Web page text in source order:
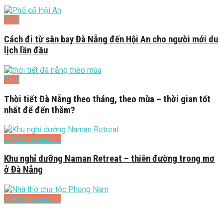
Tips
Cách đi từ sân bay Đà Nẵng đến Hội An cho người mới du
lịch lần đầu
Tips
Thời tiết Đà Nẵng theo tháng, theo mùa – thời gian tốt
nhất để đến thăm?
Việt Nam của tôi
Khu nghỉ dưỡng Naman Retreat – thiên đường trong mơ
ở Đà Nẵng
Việt Nam của tôi